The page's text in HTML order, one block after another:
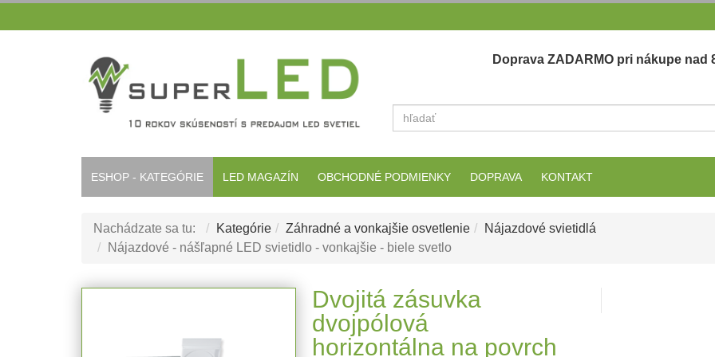
Doprava ZADARMO pri nákupe nad
Vyhľadať
ESHOP - KATEGÓRIE LED MAGAZÍN OBCHODNÉ PODMIENKY DOPRAVA KONTAKT
Nachádzate sa tu: Kategórie Záhradné a vonkajšie osvetlenie
Nájazdové svietidlá
Nájazdové - nášľapné LED svietidlo - vonkajšie - biele svetlo
Dvojitá zásuvka
dvojpólová
horizontálna na povrch